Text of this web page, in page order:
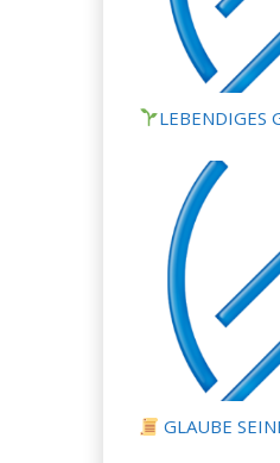
LEBENDIGES
GLAUBE